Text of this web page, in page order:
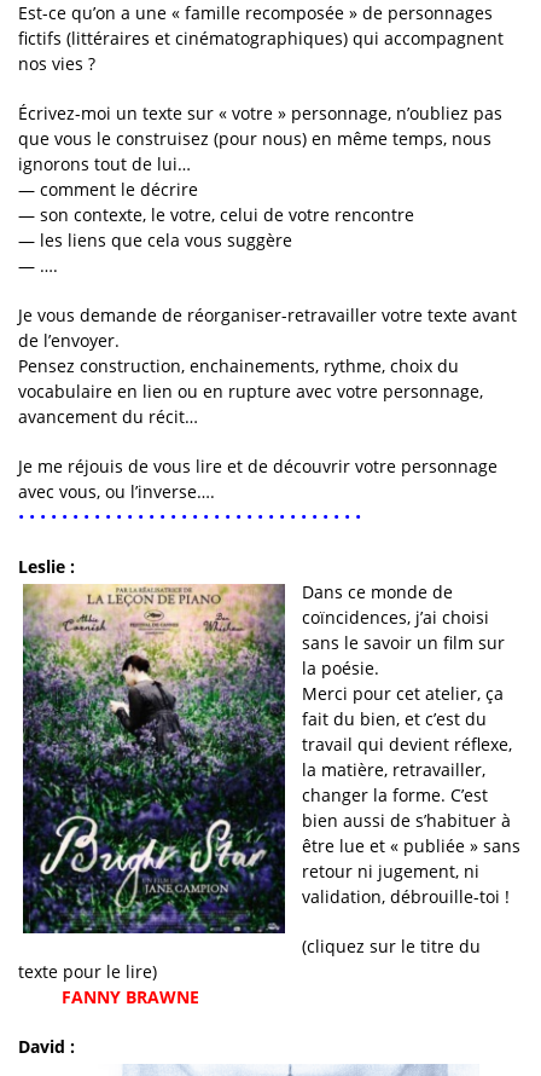
Est-ce qu’on a une « famille recomposée » de personnages
fictifs (littéraires et cinématographiques) qui accompagnent
nos vies ?
Écrivez-moi un texte sur « votre » personnage, n’oubliez pas
que vous le construisez (pour nous) en même temps, nous
ignorons tout de lui…
— comment le décrire
— son contexte, le votre, celui de votre rencontre
— les liens que cela vous suggère
— ….
Je vous demande de réorganiser-retravailler votre texte avant
de l’envoyer.
Pensez construction, enchainements, rythme, choix du
vocabulaire en lien ou en rupture avec votre personnage,
avancement du récit…
Je me réjouis de vous lire et de découvrir votre personnage
avec vous, ou l’inverse….
• • • • • • • • • • • • • • • • • • • • • • • • • • • • • • • •
Leslie :
Dans ce monde de
coïncidences, j’ai choisi
sans le savoir un film sur
la poésie.
Merci pour cet atelier, ça
fait du bien, et c’est du
travail qui devient réflexe,
la matière, retravailler,
changer la forme. C’est
bien aussi de s’habituer à
être lue et « publiée » sans
retour ni jugement, ni
validation, débrouille-toi !
(cliquez sur le titre du
texte pour le lire)
FANNY BRAWNE
David :